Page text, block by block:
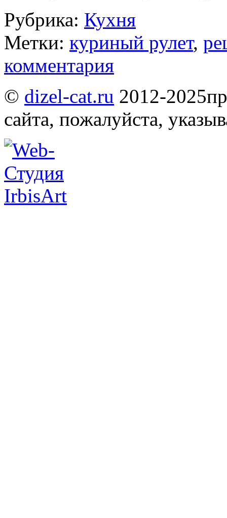
Рубрика: Кухня
Метки: куриный рулет,
комментария
© dizel-cat.ru 2012-2025
сайта, пожалуйста,